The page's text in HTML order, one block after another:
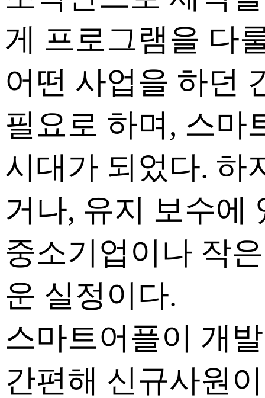
게 프로그램을 다
어떤 사업을 하던
필요로 하며, 스마
시대가 되었다. 하
거나, 유지 보수에
중소기업이나 작
운 실정이다.
스마트어플이 개
간편해 신규사원